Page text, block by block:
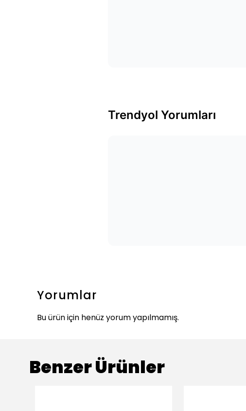
Trendyol Yorumları
Yorumlar
Bu ürün için henüz yorum yapılmamış.
Benzer Ürünler